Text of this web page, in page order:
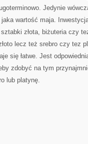
Jedynie
wartość maja.
złota, biżuteria czy
lecz też srebro czy tez
się łatwe. Jest
zdobyć na tym
lub platynę.